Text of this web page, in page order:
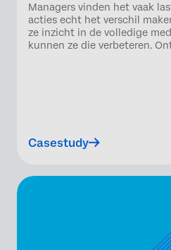
Managers vinden het vaak
acties echt het verschil
ze inzicht in de volledige
kunnen ze die verbeteren.
Casestudy